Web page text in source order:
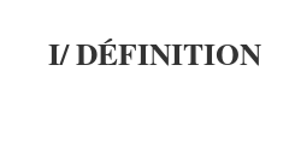
I/ DÉFINITION